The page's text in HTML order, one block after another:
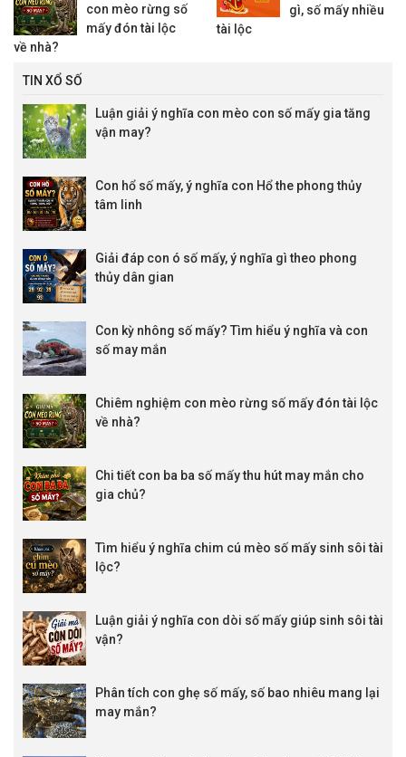
con mèo rừng số
mấy đón tài lộc
về nhà?
gì, số mấy nhiều
tài lộc
TIN XỔ SỐ
Luận giải ý nghĩa con mèo con số mấy gia tăng
vận may?
Con hổ số mấy, ý nghĩa con Hổ the phong thủy
tâm linh
Giải đáp con ó số mấy, ý nghĩa gì theo phong
thủy dân gian
Con kỳ nhông số mấy? Tìm hiểu ý nghĩa và con
số may mắn
Chiêm nghiệm con mèo rừng số mấy đón tài lộc
về nhà?
Chi tiết con ba ba số mấy thu hút may mắn cho
gia chủ?
Tìm hiểu ý nghĩa chim cú mèo số mấy sinh sôi tài
lộc?
Luận giải ý nghĩa con dòi số mấy giúp sinh sôi tài
vận?
Phân tích con ghẹ số mấy, số bao nhiêu mang lại
may mắn?